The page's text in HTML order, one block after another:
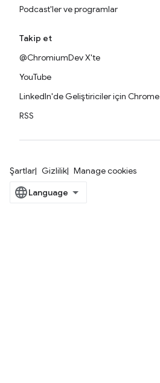
Podcast'ler ve programlar
Takip et
@ChromiumDev X'te
YouTube
LinkedIn'de Geliştiriciler için Chrome
RSS
Şartlar Gizlilik Manage cookies